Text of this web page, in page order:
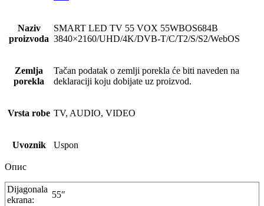
Naziv
proizvoda
SMART LED TV 55 VOX 55WBOS684B
3840×2160/UHD/4K/DVB-T/C/T2/S/S2/WebOS
Zemlja
porekla
Tačan podatak o zemlji porekla će biti naveden na
deklaraciji koju dobijate uz proizvod.
Vrsta robe TV, AUDIO, VIDEO
Uvoznik Uspon
Опис
Dijagonala
ekrana:
55″